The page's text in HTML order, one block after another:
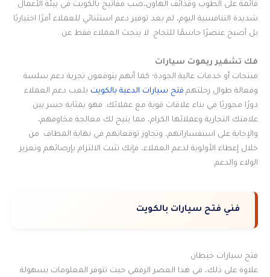
قائمة على الطوب وقذائف الهاون،صب مفاتيح بالكويت في بيئة الأعمال
شديدة التنافسية اليوم، لم يعد توفير دعم استثنائي للعملاء أمرًا اختياريًا
بل أصبح عنصرًا حاسمًا للنجاح. لا يبحث العملاء فقط عن
فك تشفير ريموت سيارات
منتجات أو خدمات عالية الجودة؛ كما أنهم يتوقعون تجربة دعم سلسة
وفعالة طوال رحلتهم.فتح سيارات الدعية بالكويت يلعب دعم العملاء
دورًا محوريًا في بناء علاقات قوية مع عملائك. فهو بمثابة جسر بين
علامتك التجارية وعملائها الكرام، مما يتيح لك معالجة مخاوفهم،
والإجابة على استفساراتهم، وتجاوز توقعاتهم في نهاية المطاف. من
خلال إعطاء الأولوية لدعم العملاء، فإنك تثبت الالتزام بإرضائهم وتعزيز
الولاء والدعم.
فني فتح سيارات بالكويت
فتح سيارات خيطان
علاوة على ذلك، في هذا العصر الرقمي حيث تتوفر المعلومات بسهولة